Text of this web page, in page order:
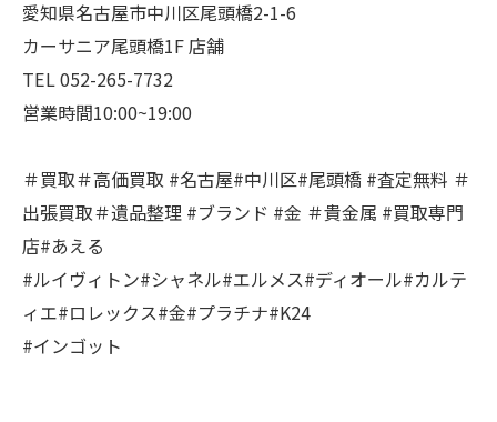
愛知県名古屋市中川区尾頭橋2-1-6
カーサニア尾頭橋1F 店舗
TEL 052-265-7732
営業時間10:00~19:00
＃買取＃高価買取 #名古屋#中川区#尾頭橋 #査定無料 ＃
出張買取＃遺品整理 #ブランド #金 ＃貴金属 #買取専門
店#あえる
#ルイヴィトン#シャネル#エルメス#ディオール#カルテ
ィエ#ロレックス#金#プラチナ#K24
#インゴット